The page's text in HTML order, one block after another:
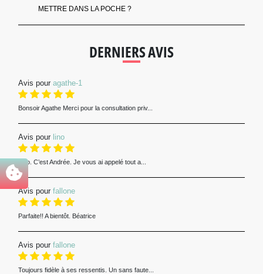
METTRE DANS LA POCHE ?
DERNIERS AVIS
Avis pour agathe-1
Bonsoir Agathe Merci pour la consultation priv...
Avis pour lino
Lino. C’est Andrée. Je vous ai appelé tout a...
Avis pour fallone
Parfaite!! A bientôt. Béatrice
Avis pour fallone
Toujours fidèle à ses ressentis. Un sans faute...